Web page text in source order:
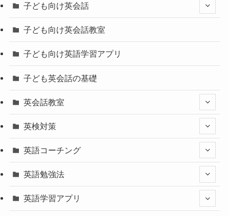
子ども向け英会話
子ども向け英会話教室
子ども向け英語学習アプリ
子ども英会話の基礎
英会話教室
英検対策
英語コーチング
英語勉強法
英語学習アプリ